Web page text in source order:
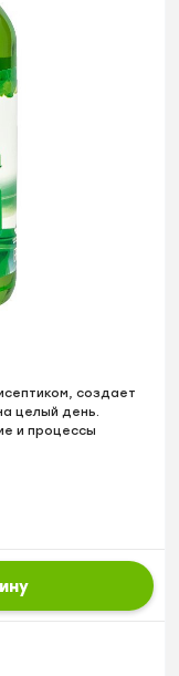
создает
целый день.
и процессы